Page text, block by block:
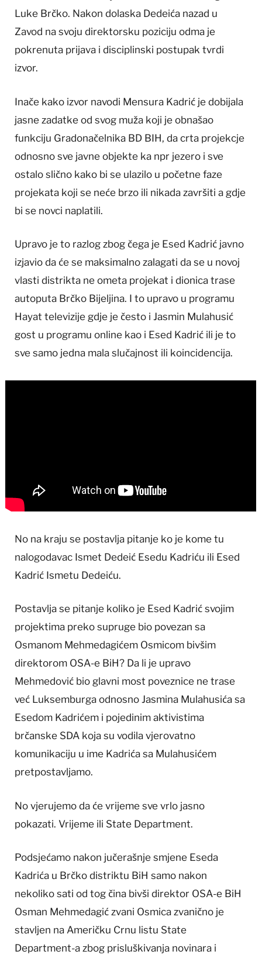
Luke Brčko. Nakon dolaska Dedeića nazad u
Zavod na svoju direktorsku poziciju odma je
pokrenuta prijava i disciplinski postupak tvrdi
izvor.
Inače kako izvor navodi Mensura Kadrić je dobijala
jasne zadatke od svog muža koji je obnašao
funkciju Gradonačelnika BD BIH, da crta projekcje
odnosno sve javne objekte ka npr jezero i sve
ostalo slično kako bi se ulazilo u početne faze
projekata koji se neće brzo ili nikada završiti a gdje
bi se novci naplatili.
Upravo je to razlog zbog čega je Esed Kadrić javno
izjavio da će se maksimalno zalagati da se u novoj
vlasti distrikta ne ometa projekat i dionica trase
autoputa Brčko Bijeljina. I to upravo u programu
Hayat televizije gdje je često i Jasmin Mulahusić
gost u programu online kao i Esed Kadrić ili je to
sve samo jedna mala slučajnost ili koincidencija.
No na kraju se postavlja pitanje ko je kome tu
nalogodavac Ismet Dedeić Esedu Kadriću ili Esed
Kadrić Ismetu Dedeiću.
Postavlja se pitanje koliko je Esed Kadrić svojim
projektima preko supruge bio povezan sa
Osmanom Mehmedagićem Osmicom bivšim
direktorom OSA-e BiH? Da li je upravo
Mehmedović bio glavni most poveznice ne trase
već Luksemburga odnosno Jasmina Mulahusića sa
Esedom Kadrićem i pojedinim aktivistima
brčanske SDA koja su vodila vjerovatno
komunikaciju u ime Kadrića sa Mulahusićem
pretpostavljamo.
No vjerujemo da će vrijeme sve vrlo jasno
pokazati. Vrijeme ili State Department.
Podsjećamo nakon jučerašnje smjene Eseda
Kadrića u Brčko distriktu BiH samo nakon
nekoliko sati od tog čina bivši direktor OSA-e BiH
Osman Mehmedagić zvani Osmica zvanično je
stavljen na Američku Crnu listu State
Department-a zbog prisluškivanja novinara i